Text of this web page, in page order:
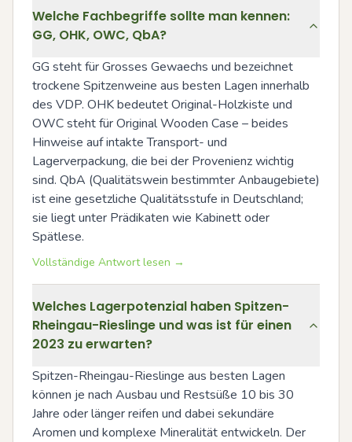
Welche Fachbegriffe sollte man kennen:
GG, OHK, OWC, QbA?
GG steht für Grosses Gewaechs und bezeichnet
trockene Spitzenweine aus besten Lagen innerhalb
des VDP. OHK bedeutet Original-Holzkiste und
OWC steht für Original Wooden Case – beides
Hinweise auf intakte Transport- und
Lagerverpackung, die bei der Provenienz wichtig
sind. QbA (Qualitätswein bestimmter Anbaugebiete)
ist eine gesetzliche Qualitätsstufe in Deutschland;
sie liegt unter Prädikaten wie Kabinett oder
Spätlese.
Vollständige Antwort lesen →
Welches Lagerpotenzial haben Spitzen-
Rheingau-Rieslinge und was ist für einen
2023 zu erwarten?
Spitzen-Rheingau-Rieslinge aus besten Lagen
können je nach Ausbau und Restsüße 10 bis 30
Jahre oder länger reifen und dabei sekundäre
Aromen und komplexe Mineralität entwickeln. Der